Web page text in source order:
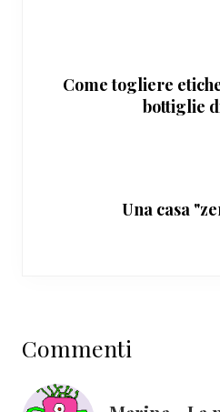
Come togliere
bottiglie
Una casa
del
lettore
Commenti